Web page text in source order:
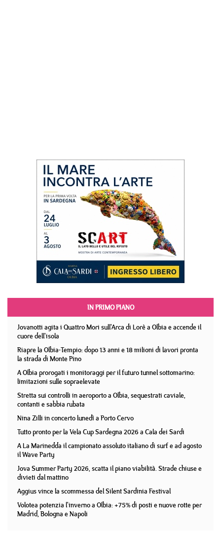
IN PRIMO PIANO
Jovanotti agita i Quattro Mori sull'Arca di Lorè a Olbia e accende il
cuore dell'isola
Riapre la Olbia-Tempio: dopo 13 anni e 18 milioni di lavori pronta
la strada di Monte Pino
A Olbia prorogati i monitoraggi per il futuro tunnel sottomarino:
limitazioni sulle sopraelevate
Stretta sui controlli in aeroporto a Olbia, sequestrati caviale,
contanti e sabbia rubata
Nina Zilli in concerto lunedì a Porto Cervo
Tutto pronto per la Vela Cup Sardegna 2026 a Cala dei Sardi
A La Marinedda il campionato assoluto italiano di surf e ad agosto
il Wave Party
Jova Summer Party 2026, scatta il piano viabilità. Strade chiuse e
divieti dal mattino
Aggius vince la scommessa del Silent Sardinia Festival
Volotea potenzia l'inverno a Olbia: +75% di posti e nuove rotte per
Madrid, Bologna e Napoli